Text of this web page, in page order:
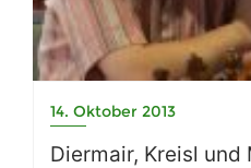
14. Oktober 2013
Diermair, Kreisl und